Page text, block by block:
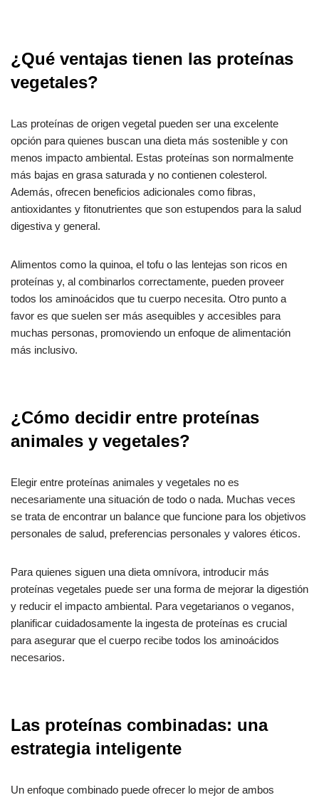
¿Qué ventajas tienen las proteínas
vegetales?
Las proteínas de origen vegetal pueden ser una excelente
opción para quienes buscan una dieta más sostenible y con
menos impacto ambiental. Estas proteínas son normalmente
más bajas en grasa saturada y no contienen colesterol.
Además, ofrecen beneficios adicionales como fibras,
antioxidantes y fitonutrientes que son estupendos para la salud
digestiva y general.
Alimentos como la quinoa, el tofu o las lentejas son ricos en
proteínas y, al combinarlos correctamente, pueden proveer
todos los aminoácidos que tu cuerpo necesita. Otro punto a
favor es que suelen ser más asequibles y accesibles para
muchas personas, promoviendo un enfoque de alimentación
más inclusivo.
¿Cómo decidir entre proteínas
animales y vegetales?
Elegir entre proteínas animales y vegetales no es
necesariamente una situación de todo o nada. Muchas veces
se trata de encontrar un balance que funcione para los objetivos
personales de salud, preferencias personales y valores éticos.
Para quienes siguen una dieta omnívora, introducir más
proteínas vegetales puede ser una forma de mejorar la digestión
y reducir el impacto ambiental. Para vegetarianos o veganos,
planificar cuidadosamente la ingesta de proteínas es crucial
para asegurar que el cuerpo recibe todos los aminoácidos
necesarios.
Las proteínas combinadas: una
estrategia inteligente
Un enfoque combinado puede ofrecer lo mejor de ambos